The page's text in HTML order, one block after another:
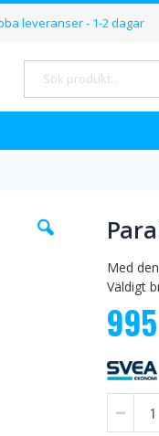
leveranser - 1-2 dagar
Med
Väldigt
bildgalleriet